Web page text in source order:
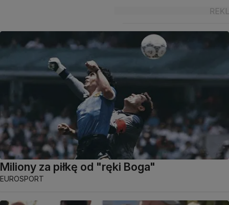
Miliony za piłkę od "ręki Boga"
EUROSPORT